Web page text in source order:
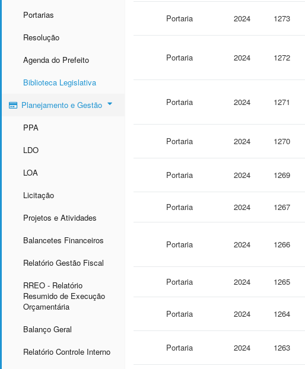
Portarias
Resolução
Agenda do Prefeito
Biblioteca Legislativa
Planejamento e Gestão
PPA
LDO
LOA
Licitação
Projetos e Atividades
Balancetes Financeiros
Relatório Gestão Fiscal
RREO - Relatório
Resumido de Execução
Orçamentária
Balanço Geral
Relatório Controle Interno
Portaria 2024 1273
Portaria 2024 1272
Portaria 2024 1271
Portaria 2024 1270
Portaria 2024 1269
Portaria 2024 1267
Portaria 2024 1266
Portaria 2024 1265
Portaria 2024 1264
Portaria 2024 1263